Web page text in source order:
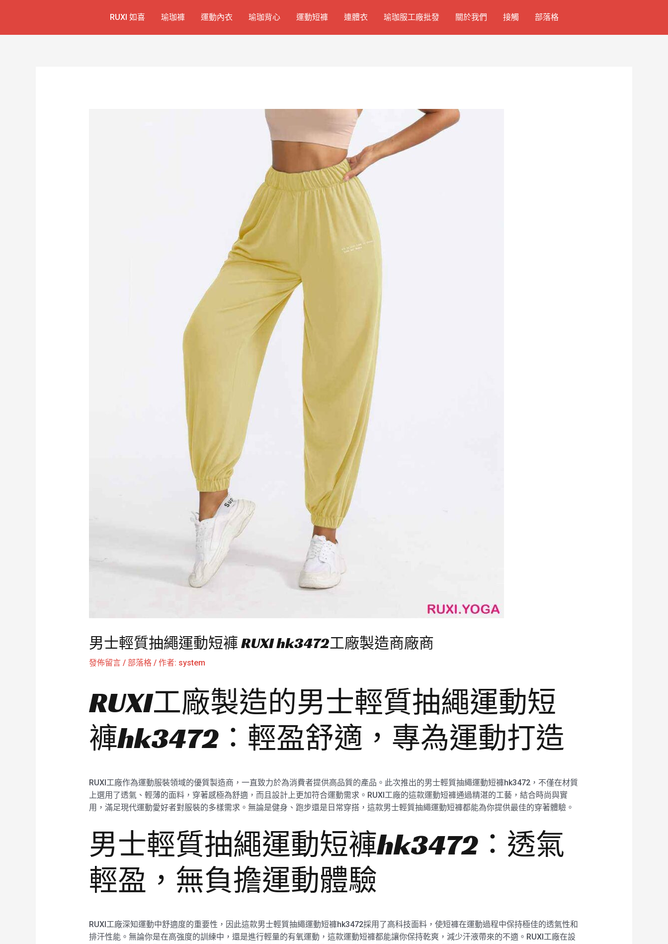
RUXI 如喜 瑜珈褲 運動內衣 瑜珈背心 運動短褲 連體衣 瑜珈服工廠批發 關於我們 接觸 部落格
男士輕質抽繩運動短褲 RUXI hk3472工廠製造商廠商
發佈留言 / 部落格/ 作者: system
RUXI工廠製造的男士輕質抽繩運動短
褲hk3472：輕盈舒適，專為運動打造
RUXI工廠作為運動服裝領域的優質製造商，一直致力於為消費者提供高品質的產品。此次推出的男士輕質抽繩運動短褲hk3472，不僅在材質
上選用了透氣、輕薄的面料，穿著感極為舒適，而且設計上更加符合運動需求。RUXI工廠的這款運動短褲通過精湛的工藝，結合時尚與實
用，滿足現代運動愛好者對服裝的多樣需求。無論是健身、跑步還是日常穿搭，這款男士輕質抽繩運動短褲都能為你提供最佳的穿著體驗。
男士輕質抽繩運動短褲hk3472：透氣
輕盈，無負擔運動體驗
RUXI工廠深知運動中舒適度的重要性，因此這款男士輕質抽繩運動短褲hk3472採用了高科技面料，使短褲在運動過程中保持極佳的透氣性和
排汗性能。無論你是在高強度的訓練中，還是進行輕量的有氧運動，這款運動短褲都能讓你保持乾爽，減少汗液帶來的不適。RUXI工廠在設